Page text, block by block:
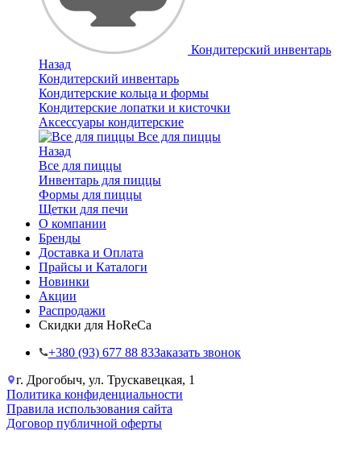
Кондитерский инвентарь
Назад
Кондитерский инвентарь
Кондитерские кольца и формы
Кондитерские лопатки и кисточки
Аксессуары кондитерские
Все для пиццы
Назад
Все для пиццы
Инвентарь для пиццы
Формы для пиццы
Щетки для печи
О компании
Бренды
Доставка и Оплата
Прайсы и Каталоги
Новинки
Акции
Распродажи
Скидки для HoReCa
+38‎0 (93) 677 88 83Заказать звонок
г. Дрогобыч, ул. Трускавецкая, 1
Политика конфиденциальности
Правила использования сайта
Договор публичной оферты